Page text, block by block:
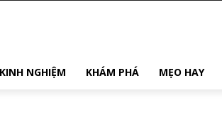
KINH NGHIỆM KHÁM PHÁ MẸO HAY